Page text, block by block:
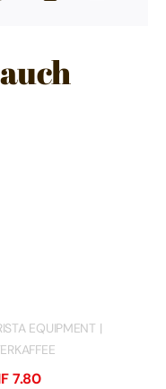
EQUIPMENT |
7.80